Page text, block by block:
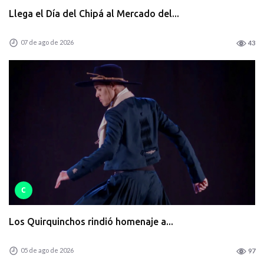
Llega el Día del Chipá al Mercado del...
07 de ago de 2026 43
C
Los Quirquinchos rindió homenaje a...
05 de ago de 2026 97